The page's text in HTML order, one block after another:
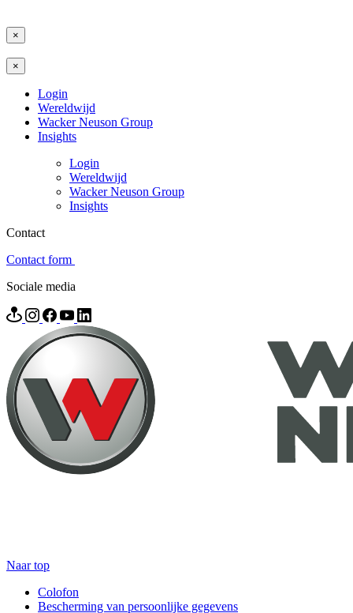
×
×
Login
Wereldwijd
Wacker Neuson Group
Insights
Login
Wereldwijd
Wacker Neuson Group
Insights
Contact
Contact form
Sociale media
Naar top
Colofon
Bescherming van persoonlijke gegevens